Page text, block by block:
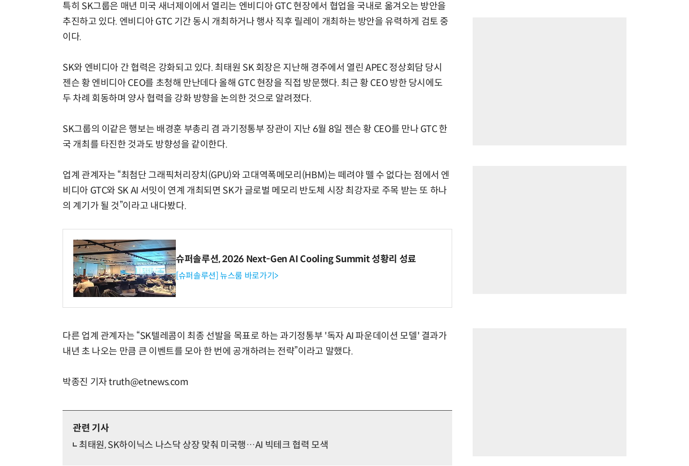
특히 SK그룹은 매년 미국 새너제이에서 열리는 엔비디아 GTC 현장에서 협업을 국내로 옮겨오는 방안을
추진하고 있다. 엔비디아 GTC 기간 동시 개최하거나 행사 직후 릴레이 개최하는 방안을 유력하게 검토 중
이다.
SK와 엔비디아 간 협력은 강화되고 있다. 최태원 SK 회장은 지난해 경주에서 열린 APEC 정상회담 당시
젠슨 황 엔비디아 CEO를 초청해 만난데다 올해 GTC 현장을 직접 방문했다. 최근 황 CEO 방한 당시에도
두 차례 회동하며 양사 협력을 강화 방향을 논의한 것으로 알려졌다.
SK그룹의 이같은 행보는 배경훈 부총리 겸 과기정통부 장관이 지난 6월 8일 젠슨 황 CEO를 만나 GTC 한
국 개최를 타진한 것과도 방향성을 같이한다.
업계 관계자는 “최첨단 그래픽처리장치(GPU)와 고대역폭메모리(HBM)는 떼려야 뗄 수 없다는 점에서 엔
비디아 GTC와 SK AI 서밋이 연계 개최되면 SK가 글로벌 메모리 반도체 시장 최강자로 주목 받는 또 하나
의 계기가 될 것”이라고 내다봤다.
슈퍼솔루션, 2026 Next-Gen AI Cooling Summit 성황리 성료
[슈퍼솔루션] 뉴스룸 바로가기>
다른 업계 관계자는 “SK텔레콤이 최종 선발을 목표로 하는 과기정통부 '독자 AI 파운데이션 모델' 결과가
내년 초 나오는 만큼 큰 이벤트를 모아 한 번에 공개하려는 전략”이라고 말했다.
박종진 기자 truth@etnews.com
관련 기사
최태원, SK하이닉스 나스닥 상장 맞춰 미국행…AI 빅테크 협력 모색